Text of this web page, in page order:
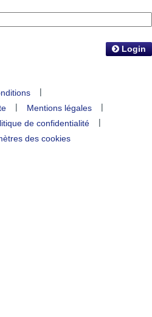
Login
|
| Mentions légales
|
de confidentialité
|
des cookies